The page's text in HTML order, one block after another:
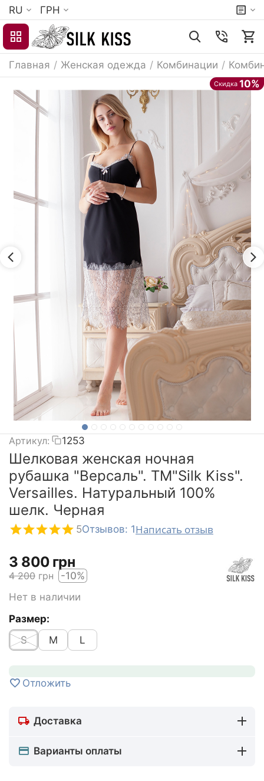
RU ГРН
Главная / Женская одежда / Комбинации /
Скидка 10%
Артикул: 1253
Шелковая женская ночная
рубашка "Версаль". TM"Silk Kiss".
Versailles. Натуральный 100%
шелк. Черная
5Отзывов: 1Написать отзыв
‍3 800‍ грн
‍4 200‍ грн
-10%
Нет в наличии
Размер:
S
M L
Отложить
Доставка
Варианты оплаты